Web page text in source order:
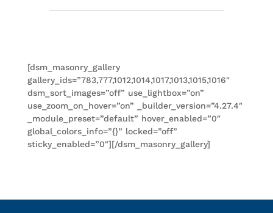
[dsm_masonry_gallery
gallery_ids=”783,777,1012,1014,1017,1013,1015,1016″
dsm_sort_images=”off” use_lightbox=”on”
use_zoom_on_hover=”on” _builder_version=”4.27.4″
_module_preset=”default” hover_enabled=”0″
global_colors_info=”{}” locked=”off”
sticky_enabled=”0″][/dsm_masonry_gallery]